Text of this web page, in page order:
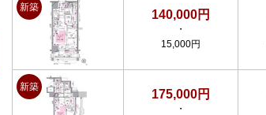
新築
140,000円
・
15,000円
新築
175,000円
・